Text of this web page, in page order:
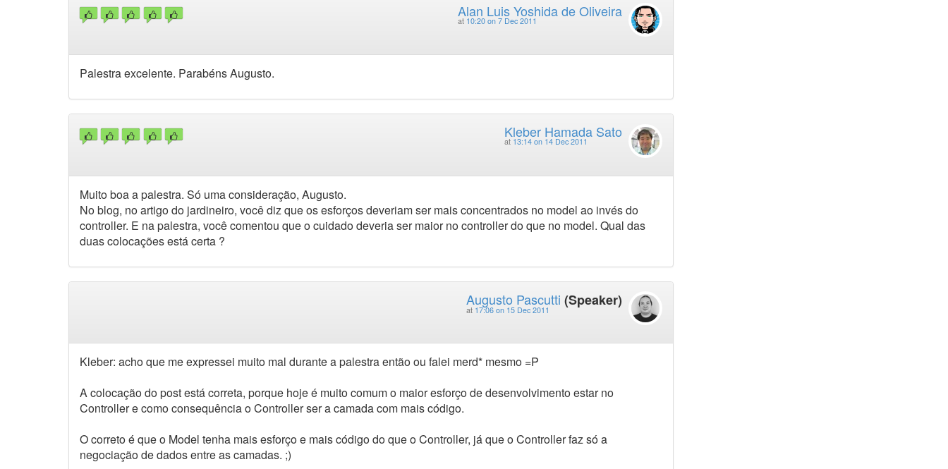
Alan Luis Yoshida de Oliveira
at 10:20 on 7 Dec 2011
Palestra excelente. Parabéns Augusto.
Kleber Hamada Sato
at 13:14 on 14 Dec 2011
Muito boa a palestra. Só uma consideração, Augusto.
No blog, no artigo do jardineiro, você diz que os esforços deveriam ser mais concentrados no model ao invés do
controller. E na palestra, você comentou que o cuidado deveria ser maior no controller do que no model. Qual das
duas colocações está certa ?
Augusto Pascutti (Speaker)
at 17:06 on 15 Dec 2011
Kleber: acho que me expressei muito mal durante a palestra então ou falei merd* mesmo =P
A colocação do post está correta, porque hoje é muito comum o maior esforço de desenvolvimento estar no
Controller e como consequência o Controller ser a camada com mais código.
O correto é que o Model tenha mais esforço e mais código do que o Controller, já que o Controller faz só a
negociação de dados entre as camadas. ;)